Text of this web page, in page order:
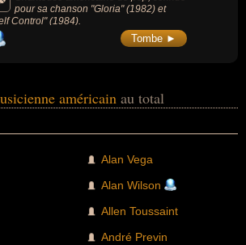
pour sa chanson "Gloria" (1982) et
Control" (1984).
Tombe ►
américain au total
Alan Vega
Alan Wilson
Allen Toussaint
André Previn